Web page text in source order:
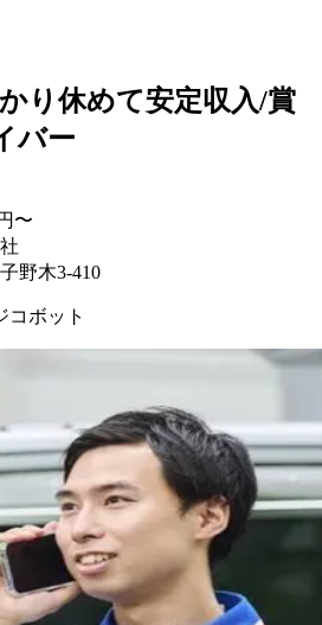
り休めて安定収入/賞
バー
〜
野木3-410
コボット